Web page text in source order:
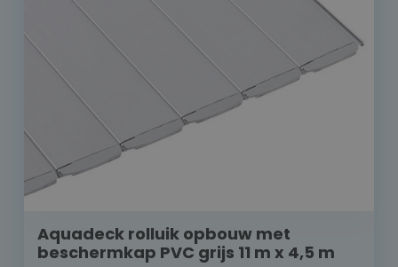
Aquadeck rolluik opbouw met
beschermkap PVC grijs 11 m x 4,5 m